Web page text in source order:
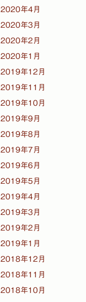
2020年4月
2020年3月
2020年2月
2020年1月
2019年12月
2019年11月
2019年10月
2019年9月
2019年8月
2019年7月
2019年6月
2019年5月
2019年4月
2019年3月
2019年2月
2019年1月
2018年12月
2018年11月
2018年10月